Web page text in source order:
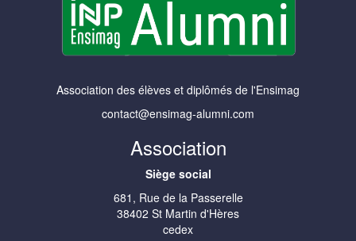
Association des élèves et diplômés de l'Ensimag
contact@ensimag-alumni.com
Association
Siège social
681, Rue de la Passerelle
38402 St Martin d'Hères
cedex